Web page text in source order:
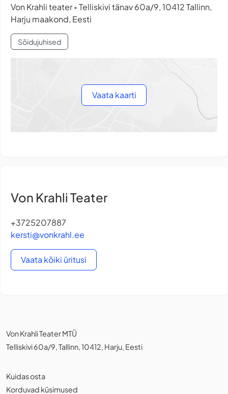
Von Krahli teater• Telliskivi tänav 60a/9, 10412 Tallinn,
Harju maakond, Eesti
Sõidujuhised
Vaata kaarti
Von Krahli Teater
+3725207887
kersti@vonkrahl.ee
Vaata kõiki üritusi
Von Krahli Teater MTÜ
Telliskivi 60a/9, Tallinn, 10412, Harju, Eesti
Kuidas osta
Korduvad küsimused